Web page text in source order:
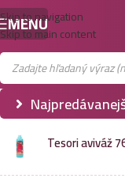
Skip to navigation
Skip to main content
MENU
Tesori aviváž